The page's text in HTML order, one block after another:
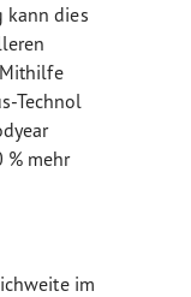
kann dies
Technol
% mehr
im